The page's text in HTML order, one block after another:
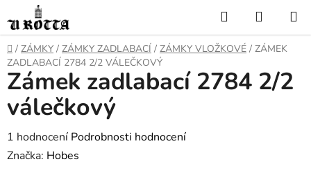
na
obsah
Hledat
KOŠÍK
DOMŮ
/ ZÁMKY / ZÁMKY ZADLABACÍ / ZÁMKY VLOŽKOVÉ / ZÁMEK
ZADLABACÍ 2784 2/2 VÁLEČKOVÝ
Zámek zadlabací 2784 2/2
válečkový
Průměrné
hodnocení
1 hodnocení Podrobnosti hodnocení
Značka: Hobes